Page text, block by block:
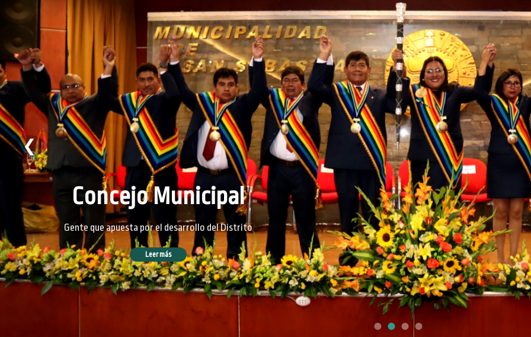
Concejo Municipal
Gente que apuesta por el desarrollo del Distrito
Leer más
❮